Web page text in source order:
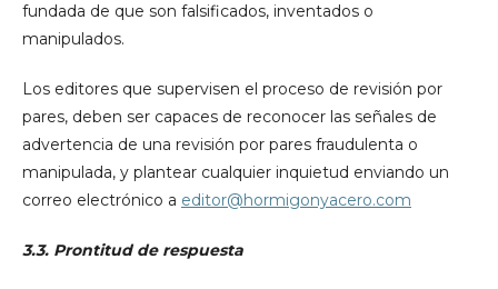
fundada de que son falsificados, inventados o
manipulados.
Los editores que supervisen el proceso de revisión por
pares, deben ser capaces de reconocer las señales de
advertencia de una revisión por pares fraudulenta o
manipulada, y plantear cualquier inquietud enviando un
correo electrónico a editor@hormigonyacero.com
3.3. Prontitud de respuesta